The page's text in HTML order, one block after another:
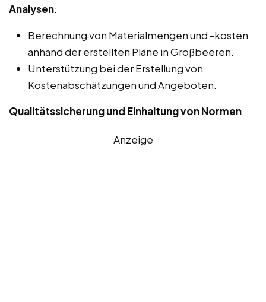
Analysen:
Berechnung von Materialmengen und -kosten
anhand der erstellten Pläne in Großbeeren.
Unterstützung bei der Erstellung von
Kostenabschätzungen und Angeboten.
Qualitätssicherung und Einhaltung von Normen:
Anzeige